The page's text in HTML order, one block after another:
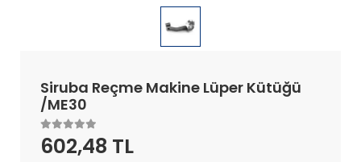
Siruba Reçme Makine Lüper Kütüğü
/ME30
602,48 TL